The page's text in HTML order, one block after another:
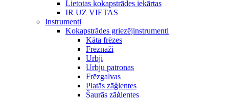
Lietotas kokapstrādes iekārtas
IR UZ VIETAS
Instrumenti
Kokapstrādes griezējinstrumenti
Kāta frēzes
Frēznaži
Urbji
Urbju patronas
Frēzgalvas
Platās zāģlentes
Šaurās zāģlentes